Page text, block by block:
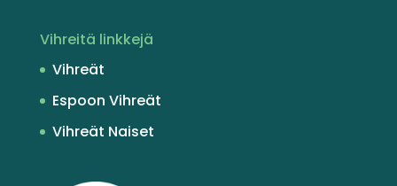
Vihreitä linkkejä
Vihreät
Espoon Vihreät
Vihreät Naiset